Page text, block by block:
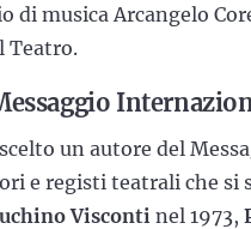
di musica Arcangelo
Teatro.
un autore del
e registi teatrali che si
Visconti nel 1973,